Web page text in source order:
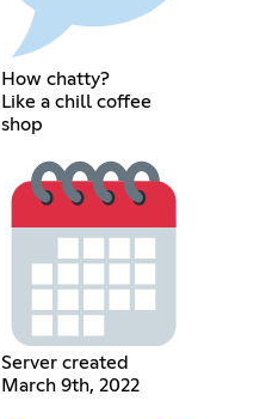
How chatty?
Like a chill coffee
shop
Server created
March 9th, 2022